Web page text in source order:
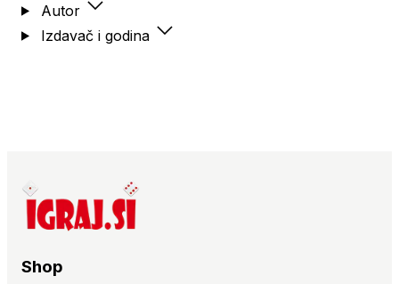
Autor
Izdavač i godina
Shop